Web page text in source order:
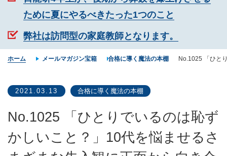
ために夏にやるべきたった1つのこと
弊社は訪問型の家庭教師となります。
ホーム メールマガジン宝箱 合格に導く魔法の本棚 No.1025 「ひと
2021.03.13 合格に導く魔法の本棚
No.1025 「ひとりでいるのは恥ず
かしいこと？」10代を悩ませるさ